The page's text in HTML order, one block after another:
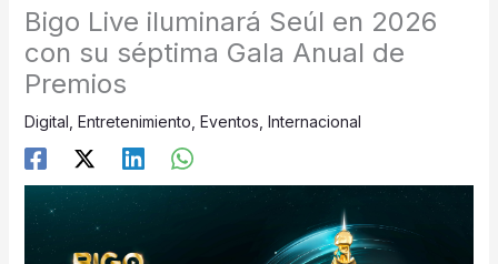
Bigo Live iluminará Seúl en 2026
con su séptima Gala Anual de
Premios
Digital Entretenimiento Eventos Internacional